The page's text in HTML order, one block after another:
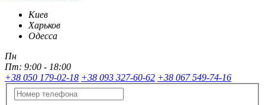
Киев
Харьков
Одесса
Пн
Пт: 9:00 - 18:00
+38 050 179-02-18 +38 093 327-60-62 +38 067 549-74-16